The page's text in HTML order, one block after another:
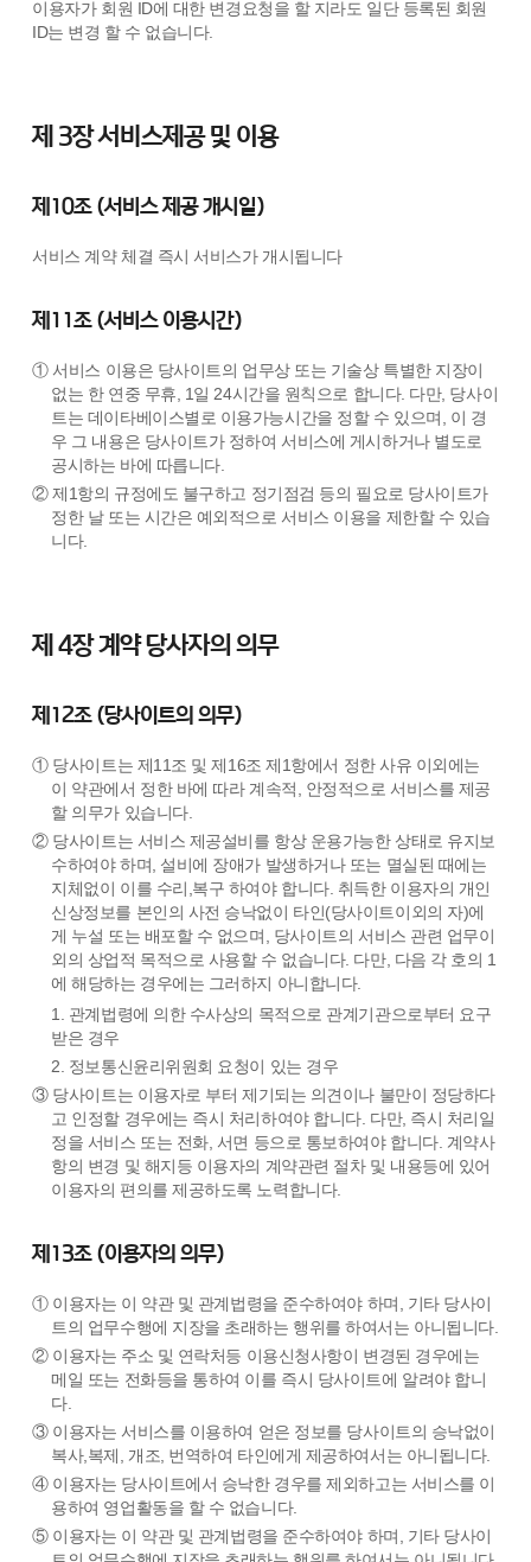
이용자가 회원 ID에 대한 변경요청을 할 지라도 일단 등록된 회원
ID는 변경 할 수 없습니다.
제 3장 서비스제공 및 이용
제10조 (서비스 제공 개시일)
서비스 계약 체결 즉시 서비스가 개시됩니다
제11조 (서비스 이용시간)
① 서비스 이용은 당사이트의 업무상 또는 기술상 특별한 지장이
없는 한 연중 무휴, 1일 24시간을 원칙으로 합니다. 다만, 당사이
트는 데이타베이스별로 이용가능시간을 정할 수 있으며, 이 경
우 그 내용은 당사이트가 정하여 서비스에 게시하거나 별도로
공시하는 바에 따릅니다.
② 제1항의 규정에도 불구하고 정기점검 등의 필요로 당사이트가
정한 날 또는 시간은 예외적으로 서비스 이용을 제한할 수 있습
니다.
제 4장 계약 당사자의 의무
제12조 (당사이트의 의무)
① 당사이트는 제11조 및 제16조 제1항에서 정한 사유 이외에는
이 약관에서 정한 바에 따라 계속적, 안정적으로 서비스를 제공
할 의무가 있습니다.
② 당사이트는 서비스 제공설비를 항상 운용가능한 상태로 유지보
수하여야 하며, 설비에 장애가 발생하거나 또는 멸실된 때에는
지체없이 이를 수리,복구 하여야 합니다. 취득한 이용자의 개인
신상정보를 본인의 사전 승낙없이 타인(당사이트이외의 자)에
게 누설 또는 배포할 수 없으며, 당사이트의 서비스 관련 업무이
외의 상업적 목적으로 사용할 수 없습니다. 다만, 다음 각 호의 1
에 해당하는 경우에는 그러하지 아니합니다.
1. 관계법령에 의한 수사상의 목적으로 관계기관으로부터 요구
받은 경우
2. 정보통신윤리위원회 요청이 있는 경우
③ 당사이트는 이용자로 부터 제기되는 의견이나 불만이 정당하다
고 인정할 경우에는 즉시 처리하여야 합니다. 다만, 즉시 처리일
정을 서비스 또는 전화, 서면 등으로 통보하여야 합니다. 계약사
항의 변경 및 해지등 이용자의 계약관련 절차 및 내용등에 있어
이용자의 편의를 제공하도록 노력합니다.
제13조 (이용자의 의무)
① 이용자는 이 약관 및 관계법령을 준수하여야 하며, 기타 당사이
트의 업무수행에 지장을 초래하는 행위를 하여서는 아니됩니다.
② 이용자는 주소 및 연락처등 이용신청사항이 변경된 경우에는
메일 또는 전화등을 통하여 이를 즉시 당사이트에 알려야 합니
다.
③ 이용자는 서비스를 이용하여 얻은 정보를 당사이트의 승낙없이
복사,복제, 개조, 번역하여 타인에게 제공하여서는 아니됩니다.
④ 이용자는 당사이트에서 승낙한 경우를 제외하고는 서비스를 이
용하여 영업활동을 할 수 없습니다.
⑤ 이용자는 이 약관 및 관계법령을 준수하여야 하며, 기타 당사이